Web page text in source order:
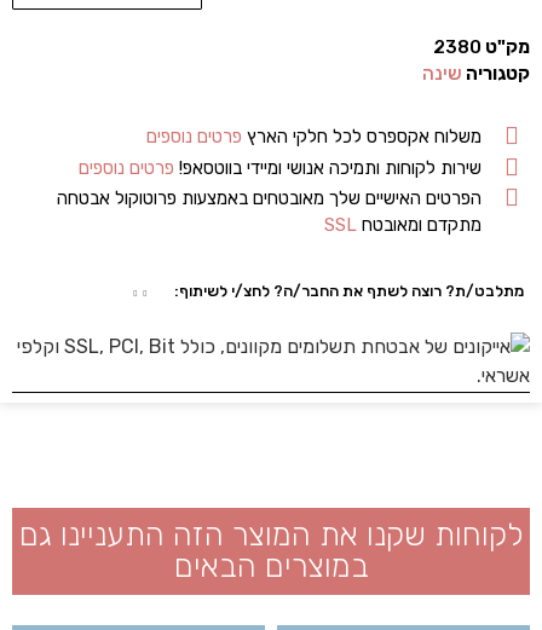
מק"ט 2380
קטגוריה שינה
משלוח אקספרס לכל חלקי הארץ פרטים נוספים
שירות לקוחות ותמיכה אנושי ומיידי בווטסאפ! פרטים נוספים
הפרטים האישיים שלך מאובטחים באמצעות פרוטוקול אבטחה
מתקדם ומאובטחSSL
מתלבט/ת? רוצה לשתף את החבר/ה? לחצ/י לשיתוף:
לקוחות שקנו את המוצר הזה התעניינו גם
במוצרים הבאים